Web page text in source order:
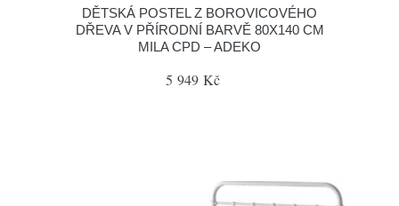
DĚTSKÁ POSTEL Z BOROVICOVÉHO
DŘEVA V PŘÍRODNÍ BARVĚ 80X140 CM
MILA CPD – ADEKO
5 949 Kč